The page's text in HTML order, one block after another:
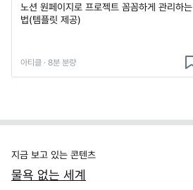
노션 원페이지로 프로젝트 꼼꼼하게 관리하는
법(템플릿 제공)
아티클 · 8분 분량
지금 보고 있는 콘텐츠
물욕 없는 세계